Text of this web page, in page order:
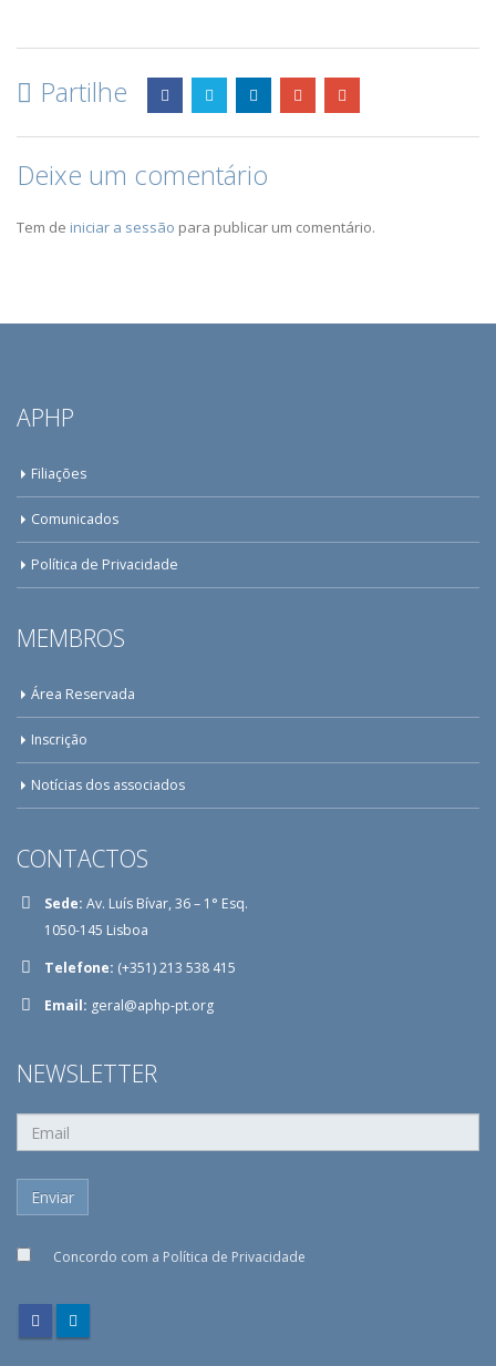
Partilhe
Deixe um comentário
Tem de iniciar a sessão para publicar um comentário.
APHP
Filiações
Comunicados
Política de Privacidade
MEMBROS
Área Reservada
Inscrição
Notícias dos associados
CONTACTOS
Sede: Av. Luís Bívar, 36 – 1° Esq.
1050-145 Lisboa
Telefone: (+351) 213 538 415
Email: geral@aphp-pt.org
NEWSLETTER
Concordo com a Política de Privacidade